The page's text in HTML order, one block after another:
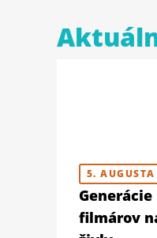
5.
filmárov